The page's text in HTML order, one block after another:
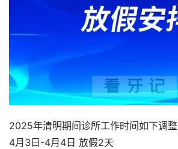
2025年清明期间诊所工作时间如下调整
4月3日-4月4日 放假2天